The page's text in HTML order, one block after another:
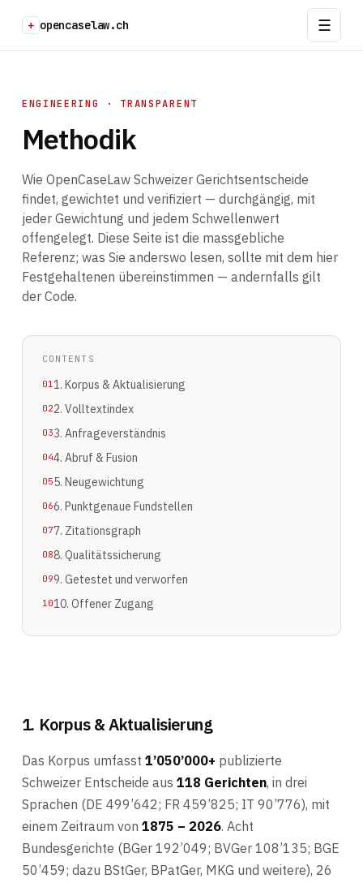
+ opencaselaw.ch
ENGINEERING · TRANSPARENT
Methodik
Wie OpenCaseLaw Schweizer Gerichtsentscheide
findet, gewichtet und verifiziert — durchgängig, mit
jeder Gewichtung und jedem Schwellenwert
offengelegt. Diese Seite ist die massgebliche
Referenz; was Sie anderswo lesen, sollte mit dem hier
Festgehaltenen übereinstimmen — andernfalls gilt
der Code.
CONTENTS
1. Korpus & Aktualisierung
2. Volltextindex
3. Anfrageverständnis
4. Abruf & Fusion
5. Neugewichtung
6. Punktgenaue Fundstellen
7. Zitationsgraph
8. Qualitätssicherung
9. Getestet und verworfen
10. Offener Zugang
1. Korpus & Aktualisierung
Das Korpus umfasst 1’050’000+ publizierte
Schweizer Entscheide aus 118 Gerichten, in drei
Sprachen (DE 499’642; FR 459’825; IT 90’776), mit
einem Zeitraum von 1875 – 2026. Acht
Bundesgerichte (BGer 192’049; BVGer 108’135; BGE
50’459; dazu BStGer, BPatGer, MKG und weitere), 26